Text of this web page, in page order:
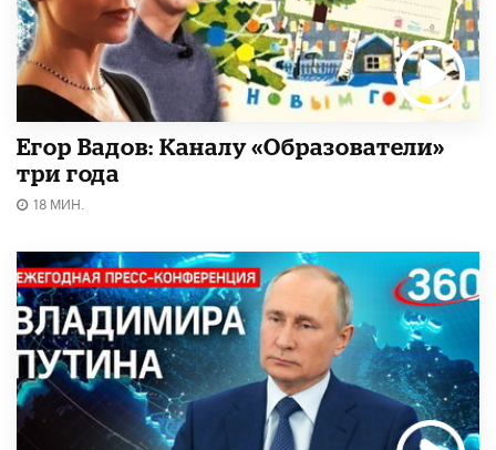
Егор Вадов: Каналу «Образователи»
три года
18 МИН.